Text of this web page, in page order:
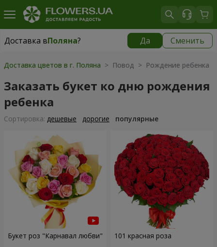
Доставка вПоляна? Да Сменить
Доставка вПоляна|
Доставка цветов в г. Поляна > Повод > Рождение ребенка
Заказать букет ко дню рождения
ребенка
Cортировка: дешевые дорогие популярные
Букет роз "Карнавал любви" 101 красная роза